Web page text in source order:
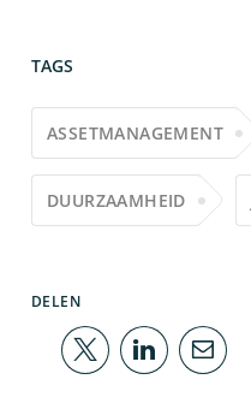
TAGS
ASSETMANAGEMENT
DUURZAAMHEID
DELEN